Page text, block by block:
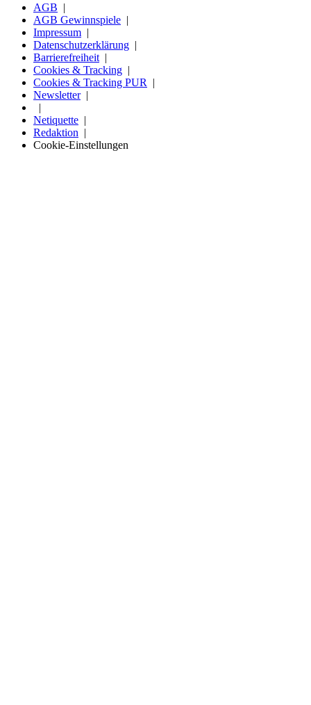
AGB
AGB Gewinnspiele
Impressum
Datenschutzerklärung
Barrierefreiheit
Cookies & Tracking
Cookies & Tracking PUR
Newsletter
Netiquette
Redaktion
Cookie-Einstellungen